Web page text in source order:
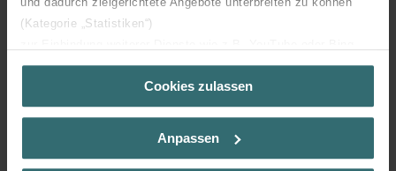
(Kategorie „Statistiken“)
(Kategorie „Marketing“)
Über „Details zeigen“ bzw. die Datenschutzerklärung erhalten
Sie weitere Informationen. Durch die Auswahl der Kategorie
der Auswahl von „Statistiken“ willigen Sie ein, dass wir Ihren
Besuchsverlauf auf unserer Website verwenden, um Ihnen die
Cookies zulassen
Anpassen